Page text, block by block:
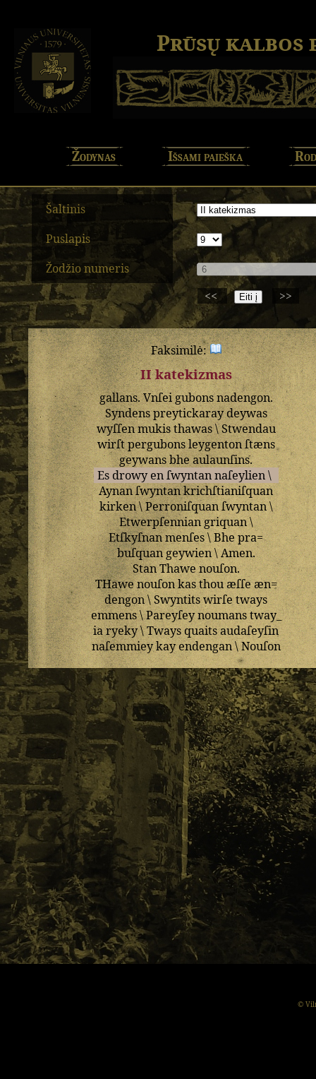
Prūsų kalbos
Žodynas Išsami paieška
Šaltinis
Puslapis
Žodžio numeris
<<
>>
Faksimilė:
II katekizmas
gallans.Vnſei gubonsnadengon.
Syndenspreytickaraydeywas
wyſſenmukisthawas\Stwendau
wirſtpergubonsleygentonſtæns
geywansbhe aulaunſins.
Es drowy enſwyntannaſeylien\
Aynanſwyntankrichſtianiſquan
kirken\Perroniſquanſwyntan\
Etwerpſenniangriquan\
Etſkyſnanmenſes\Bhepra=
buſquan geywien\Amen.
StanThawenouſon.
THawenouſonkasthouæſſeæn=
dengon\Swyntitswirſe tways
emmens\Pareyſeynoumanstway_
iaryeky\Twaysquaitsaudaſeyſin
naſemmieykayendengan\Nouſon
©